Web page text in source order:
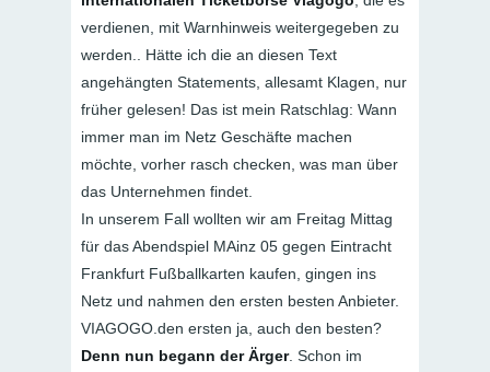
verdienen, mit Warnhinweis weitergegeben zu
werden.. Hätte ich die an diesen Text
angehängten Statements, allesamt Klagen, nur
früher gelesen! Das ist mein Ratschlag: Wann
immer man im Netz Geschäfte machen
möchte, vorher rasch checken, was man über
das Unternehmen findet.
In unserem Fall wollten wir am Freitag Mittag
für das Abendspiel MAinz 05 gegen Eintracht
Frankfurt Fußballkarten kaufen, gingen ins
Netz und nahmen den ersten besten Anbieter.
VIAGOGO.den ersten ja, auch den besten?
Denn nun begann der Ärger. Schon im